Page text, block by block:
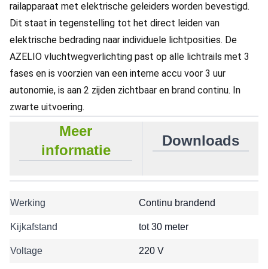
railapparaat met elektrische geleiders worden bevestigd.
Dit staat in tegenstelling tot het direct leiden van
elektrische bedrading naar individuele lichtposities. De
AZELIO vluchtwegverlichting past op alle lichtrails met 3
fases en is voorzien van een interne accu voor 3 uur
autonomie, is aan 2 zijden zichtbaar en brand continu. In
zwarte uitvoering.
Meer
informatie
Downloads
Werking Continu brandend
Kijkafstand tot 30 meter
Voltage 220 V